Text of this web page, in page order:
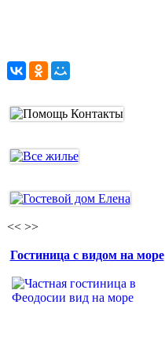
<< >>
Гостиница с видом на море